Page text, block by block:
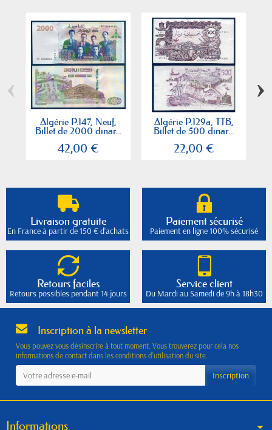
Algérie P.147, Neuf,
Billet de 2000 dinar...
42,00 €
Algérie P.129a, TTB,
Billet de 500 dinar...
22,00 €
‹ ›
Livraison gratuite
En France à partir de 150 € d'achats
Paiement sécurisé
Paiement en ligne 100% sécurisé
Retours faciles
Retours possibles pendant 14 jours
Service client
Du Mardi au Samedi de 9h à 18h30
Inscription à la newsletter
Vous pouvez vous désinscrire à tout moment. Vous trouverez pour cela nos
informations de contact dans les conditions d'utilisation du site.
Informations